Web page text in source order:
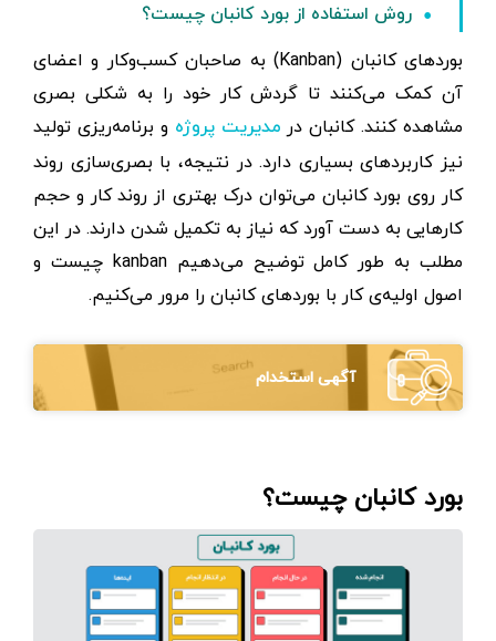
روش استفاده از بورد کانبان چیست؟
بوردهای کانبان (Kanban) به صاحبان کسب‌وکار و اعضای
آن کمک می‌کنند تا گردش کار خود را به شکلی بصری
مشاهده کنند. کانبان در مدیریت پروژه و برنامه‌ریزی تولید
نیز کاربرد‌های بسیاری دارد. در نتیجه، با بصری‌سازی روند
کار روی بورد کانبان می‌توان درک بهتری از روند کار و حجم
کارهایی به دست آورد که نیاز به تکمیل شدن دارند. در این
مطلب به طور کامل توضیح می‌دهیم kanban چیست و
اصول اولیه‌ی کار با بورد‌های کانبان را مرور می‌کنیم.
آگهی استخدام
بورد کانبان چیست؟